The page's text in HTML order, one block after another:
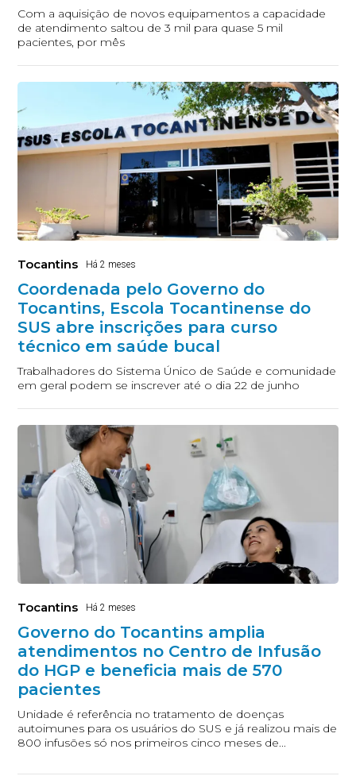
Com a aquisição de novos equipamentos a capacidade
de atendimento saltou de 3 mil para quase 5 mil
pacientes, por mês
Tocantins Há 2 meses
Coordenada pelo Governo do
Tocantins, Escola Tocantinense do
SUS abre inscrições para curso
técnico em saúde bucal
Trabalhadores do Sistema Único de Saúde e comunidade
em geral podem se inscrever até o dia 22 de junho
Tocantins Há 2 meses
Governo do Tocantins amplia
atendimentos no Centro de Infusão
do HGP e beneficia mais de 570
pacientes
Unidade é referência no tratamento de doenças
autoimunes para os usuários do SUS e já realizou mais de
800 infusões só nos primeiros cinco meses de...